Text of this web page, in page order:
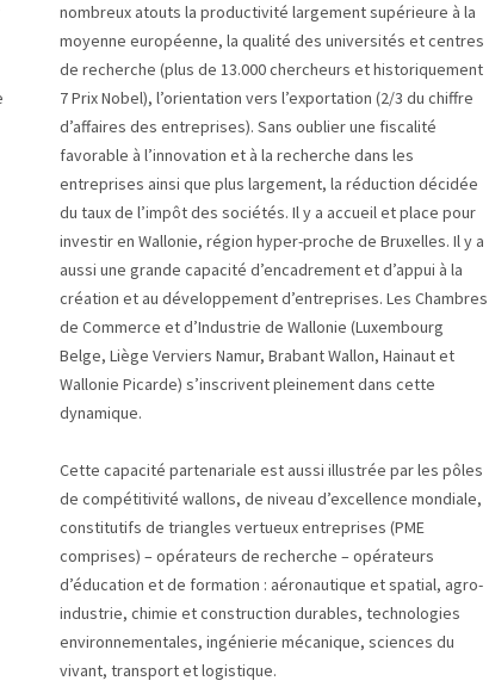
nombreux atouts la productivité largement supérieure à la
moyenne européenne, la qualité des universités et centres
de recherche (plus de 13.000 chercheurs et historiquement
7 Prix Nobel), l’orientation vers l’exportation (2/3 du chiffre
d’affaires des entreprises). Sans oublier une fiscalité
favorable à l’innovation et à la recherche dans les
entreprises ainsi que plus largement, la réduction décidée
du taux de l’impôt des sociétés. Il y a accueil et place pour
investir en Wallonie, région hyper-proche de Bruxelles. Il y a
aussi une grande capacité d’encadrement et d’appui à la
création et au développement d’entreprises. Les Chambres
de Commerce et d’Industrie de Wallonie (Luxembourg
Belge, Liège Verviers Namur, Brabant Wallon, Hainaut et
Wallonie Picarde) s’inscrivent pleinement dans cette
dynamique.
Cette capacité partenariale est aussi illustrée par les pôles
de compétitivité wallons, de niveau d’excellence mondiale,
constitutifs de triangles vertueux entreprises (PME
comprises) – opérateurs de recherche – opérateurs
d’éducation et de formation : aéronautique et spatial, agro-
industrie, chimie et construction durables, technologies
environnementales, ingénierie mécanique, sciences du
vivant, transport et logistique.